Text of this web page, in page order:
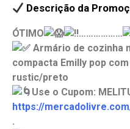
Descrição da
ÓTIMO ………………
Armário de cozinha
compacta Emilly pop
rustic/preto
Use o Cupom:
https://
.